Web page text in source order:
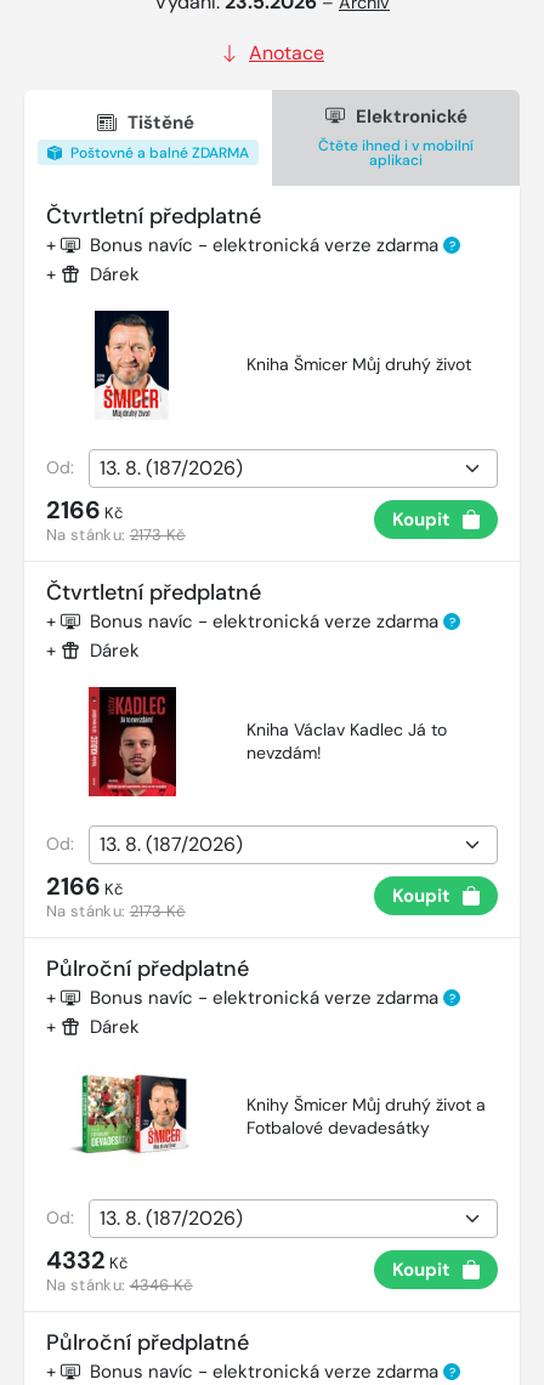
Anotace
Tištěné
Poštovné a balné ZDARMA
Elektronické
Čtěte ihned i v mobilní
aplikaci
Čtvrtletní předplatné
+ Bonus navíc - elektronická verze zdarma ?
+ Dárek
Kniha Šmicer Můj druhý život
Od:
2166 Kč
Na stánku:2173 Kč
Koupit
Čtvrtletní předplatné
+ Bonus navíc - elektronická verze zdarma ?
+ Dárek
Kniha Václav Kadlec Já to
nevzdám!
Od:
2166 Kč
Na stánku:2173 Kč
Koupit
Půlroční předplatné
+ Bonus navíc - elektronická verze zdarma ?
+ Dárek
Knihy Šmicer Můj druhý život a
Fotbalové devadesátky
Od:
4332 Kč
Na stánku:4346 Kč
Koupit
Půlroční předplatné
+ Bonus navíc - elektronická verze zdarma ?